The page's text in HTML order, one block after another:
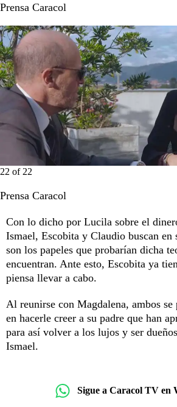
Prensa Caracol
22 of 22
Prensa Caracol
Con lo dicho por Lucila sobre el
Ismael, Escobita y Claudio buscan en
son los papeles que probarían dicha
encuentran. Ante esto, Escobita ya
piensa llevar a cabo.
Al reunirse con Magdalena, ambos se
en hacerle creer a su padre que han
para así volver a los lujos y ser
Ismael.
Sigue a Caracol TV en